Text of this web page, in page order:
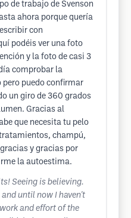
de trabajo de Svenson
ahora porque quería
con
podéis ver una foto
y la foto de casi 3
comprobar la
pero puedo confirmar
un giro de 360 grados
Gracias al
que necesita tu pelo
champú,
y gracias por
la autoestima.
Seeing is believing.
until now I haven't
and effort of the